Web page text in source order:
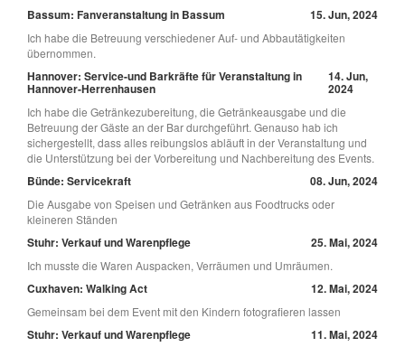
Bassum: Fanveranstaltung in Bassum 15. Jun, 2024
Ich habe die Betreuung verschiedener Auf- und Abbautätigkeiten
übernommen.
Hannover: Service-und Barkräfte für Veranstaltung in
Hannover-Herrenhausen
14. Jun,
2024
Ich habe die Getränkezubereitung, die Getränkeausgabe und die
Betreuung der Gäste an der Bar durchgeführt. Genauso hab ich
sichergestellt, dass alles reibungslos abläuft in der Veranstaltung und
die Unterstützung bei der Vorbereitung und Nachbereitung des Events.
Bünde: Servicekraft 08. Jun, 2024
Die Ausgabe von Speisen und Getränken aus Foodtrucks oder
kleineren Ständen
Stuhr: Verkauf und Warenpflege 25. Mai, 2024
Ich musste die Waren Auspacken, Verräumen und Umräumen.
Cuxhaven: Walking Act 12. Mai, 2024
Gemeinsam bei dem Event mit den Kindern fotografieren lassen
Stuhr: Verkauf und Warenpflege 11. Mai, 2024